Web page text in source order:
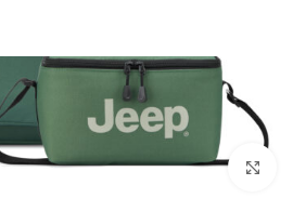
Click to enlarge